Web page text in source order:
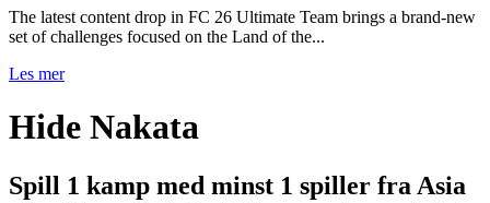
The latest content drop in FC 26 Ultimate Team brings a brand-new
set of challenges focused on the Land of the...
Les mer
Hide Nakata
Spill 1 kamp med minst 1 spiller fra Asia